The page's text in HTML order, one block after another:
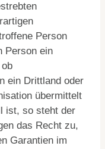
Person
Person ein
ein Drittland oder
übermittelt
ist, so steht der
das Recht zu,
Garantien im